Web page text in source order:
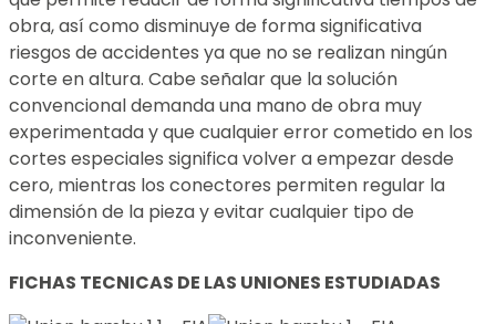
obra, así como disminuye de forma significativa
riesgos de accidentes ya que no se realizan ningún
corte en altura. Cabe señalar que la solución
convencional demanda una mano de obra muy
experimentada y que cualquier error cometido en los
cortes especiales significa volver a empezar desde
cero, mientras los conectores permiten regular la
dimensión de la pieza y evitar cualquier tipo de
inconveniente.
FICHAS TECNICAS DE LAS UNIONES ESTUDIADAS